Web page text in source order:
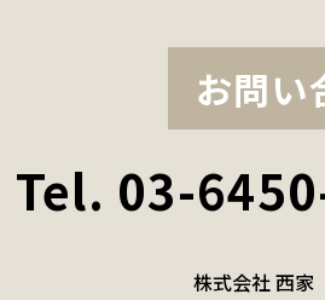
お問い
Tel. 03-
株式会社 西家